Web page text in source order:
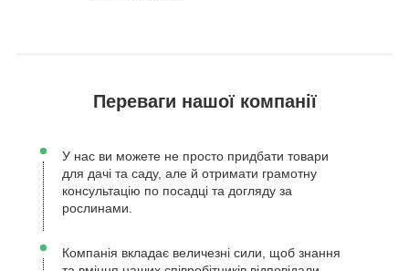
Переваги нашої компанії
У нас ви можете не просто придбати товари
для дачі та саду, але й отримати грамотну
консультацію по посадці та догляду за
рослинами.
Компанія вкладає величезні сили, щоб знання